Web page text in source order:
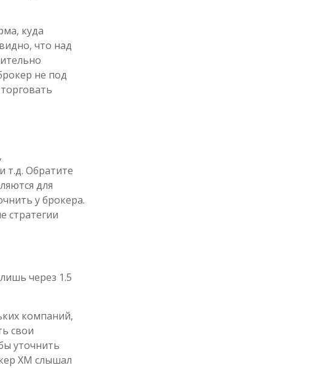
куда
что над
не под
т.д. Обратите
для
у брокера.
стратегии
через 1.5
компаний,
свои
уточнить
XM слышал